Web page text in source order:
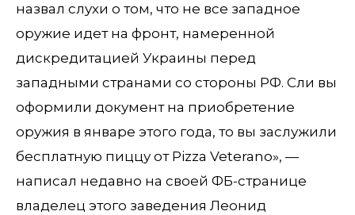
назвал слухи о том, что не все западное
оружие идет на фронт, намеренной
дискредитацией Украины перед
западными странами со стороны РФ. Сли вы
оформили документ на приобретение
оружия в январе этого года, то вы заслужили
бесплатную пиццу от Pizza Veterano», —
написал недавно на своей ФБ-странице
владелец этого заведения Леонид